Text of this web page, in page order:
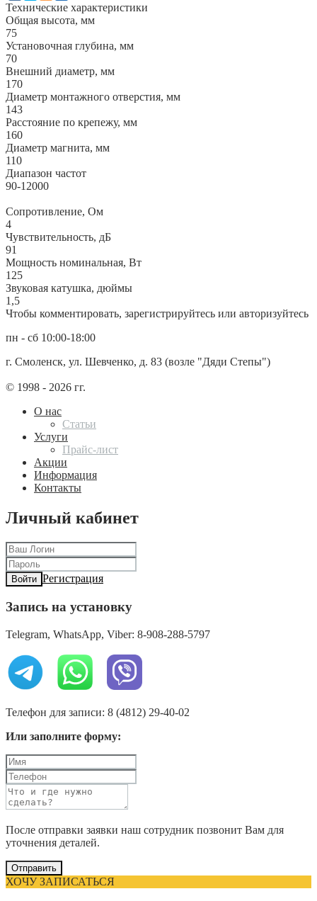
Технические характеристики
Общая высота, мм
75
Установочная глубина, мм
70
Внешний диаметр, мм
170
Диаметр монтажного отверстия, мм
143
Расстояние по крепежу, мм
160
Диаметр магнита, мм
110
Диапазон частот
90-12000
Сопротивление, Ом
4
Чувствительность, дБ
91
Мощность номинальная, Вт
125
Звуковая катушка, дюймы
1,5
Чтобы комментировать, зарегистрируйтесь или авторизуйтесь
пн - сб 10:00-18:00
г. Смоленск, ул. Шевченко, д. 83 (возле "Дяди Степы")
© 1998 - 2026 гг.
О нас
Статьи
Услуги
Прайс-лист
Акции
Информация
Контакты
Личный кабинет
Войти Регистрация
Запись на установку
Telegram, WhatsApp, Viber: 8-908-288-5797
Телефон для записи: 8 (4812) 29-40-02
Или заполните форму:
После отправки заявки наш сотрудник позвонит Вам для
уточнения деталей.
Отправить
ХОЧУ ЗАПИСАТЬСЯ